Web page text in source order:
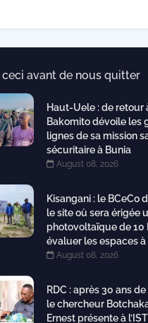
ceci avant de nous quitter
Haut-Uele : de retour
Bakomito dévoile les
lignes de sa mission
sécuritaire à Bunia
August 08, 2026
Kisangani : le BCeCo
le site où sera érigée
photovoltaïque de 10
évaluer les espaces
August 08, 2026
RDC : après 30 ans
le chercheur
Ernest présente à